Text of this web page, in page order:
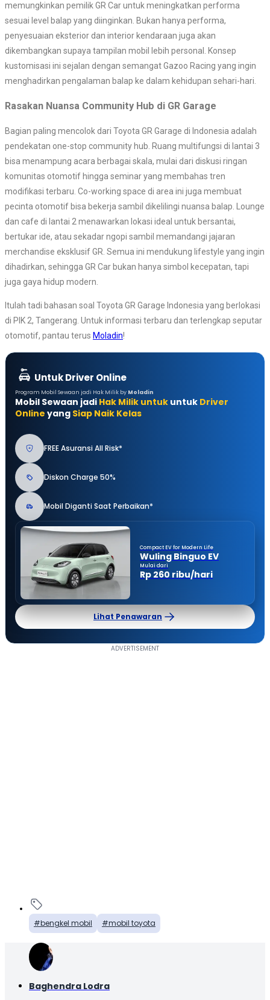
memungkinkan pemilik GR Car untuk meningkatkan performa
sesuai level balap yang diinginkan. Bukan hanya performa,
penyesuaian eksterior dan interior kendaraan juga akan
dikembangkan supaya tampilan mobil lebih personal. Konsep
kustomisasi ini sejalan dengan semangat Gazoo Racing yang ingin
menghadirkan pengalaman balap ke dalam kehidupan sehari-hari.
Rasakan Nuansa Community Hub di GR Garage
Bagian paling mencolok dari Toyota GR Garage di Indonesia adalah
pendekatan one-stop community hub. Ruang multifungsi di lantai 3
bisa menampung acara berbagai skala, mulai dari diskusi ringan
komunitas otomotif hingga seminar yang membahas tren
modifikasi terbaru. Co-working space di area ini juga membuat
pecinta otomotif bisa bekerja sambil dikelilingi nuansa balap. Lounge
dan cafe di lantai 2 menawarkan lokasi ideal untuk bersantai,
bertukar ide, atau sekadar ngopi sambil memandangi jajaran
merchandise eksklusif GR. Semua ini mendukung lifestyle yang ingin
dihadirkan, sehingga GR Car bukan hanya simbol kecepatan, tapi
juga gaya hidup modern.
Itulah tadi bahasan soal Toyota GR Garage Indonesia yang berlokasi
di PIK 2, Tangerang. Untuk informasi terbaru dan terlengkap seputar
otomotif, pantau terus Moladin!
Untuk Driver Online
Program Mobil Sewaan jadi Hak Milik by Moladin
Mobil Sewaan jadi Hak Milik untuk untuk Driver
Online yang Siap Naik Kelas
FREE Asuransi All Risk*
Diskon Charge 50%
Mobil Diganti Saat Perbaikan*
Compact EV for Modern Life
Wuling Binguo EV
Mulai dari
Rp 260 ribu/hari
Lihat Penawaran
bengkel mobil mobil toyota
Baghendra Lodra